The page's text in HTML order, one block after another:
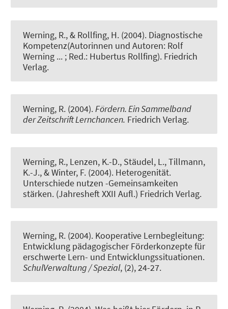
Werning, R., & Rollfing, H. (2004). Diagnostische
Kompetenz(Autorinnen und Autoren: Rolf
Werning ... ; Red.: Hubertus Rollfing). Friedrich
Verlag.
Werning, R. (2004).Fördern. Ein Sammelband
der Zeitschrift Lernchancen. Friedrich Verlag.
Werning, R., Lenzen, K.-D., Stäudel, L., Tillmann,
K.-J., & Winter, F. (2004). Heterogenität.
Unterschiede nutzen -Gemeinsamkeiten
stärken. (Jahresheft XXII Aufl.) Friedrich Verlag.
Werning, R. (2004). Kooperative Lernbegleitung:
Entwicklung pädagogischer Förderkonzepte für
erschwerte Lern- und Entwicklungssituationen.
SchulVerwaltung / Spezial, (2), 24-27.